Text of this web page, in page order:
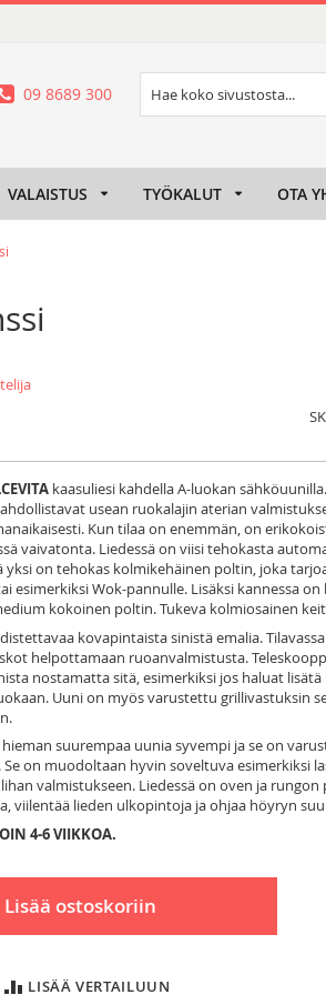
Haku
09 8689 300
VALAISTUS TYÖKALUT OTA
kaasuliesi kahdella A-luokan
usean ruokalajin aterian
Kun tilaa on enemmän, on
vaivatonta. Liedessä on viisi tehokasta
on tehokas kolmikehäinen poltin, joka
esimerkiksi Wok-pannulle. Lisäksi kannessa
kokoinen poltin. Tukeva kolmiosainen
kovapintaista sinistä emalia.
helpottamaan ruoanvalmistusta.
nostamatta sitä, esimerkiksi jos haluat
Uuni on myös varustettu grillivastuksin
suurempaa uunia syvempi ja se on
on muodoltaan hyvin soveltuva esimerkiksi
valmistukseen. Liedessä on oven ja
viilentää lieden ulkopintoja ja ohjaa höyryn
4-6 VIIKKOA.
Lisää ostoskoriin
LISÄÄ VERTAILUUN